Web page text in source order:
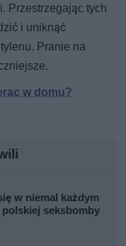
Przestrzegając tych
i uniknąć
Pranie na
w domu?
w niemal każdym
seksbomby